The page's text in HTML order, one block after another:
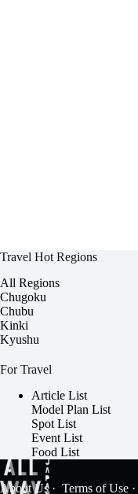
Travel Hot Regions
All Regions
Chugoku
Chubu
Kinki
Kyushu
For Travel
Article List
Model Plan List
Spot List
Event List
Food List
About Us· Terms of Use ·